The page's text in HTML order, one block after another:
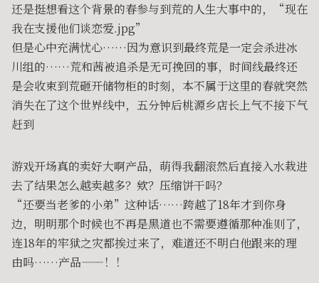
还是挺想看这个背景的春参与到荒的人生大事中的，“现在
我在支援他们谈恋爱.jpg”
但是心中充满忧心……因为意识到最终荒是一定会杀进冰
川组的……荒和茜被追杀是无可挽回的事，时间线最终还
是会收束到荒砸开储物柜的时刻，本不属于这里的春就突然
消失在了这个世界线中，五分钟后桃源乡店长上气不接下气
赶到
游戏开场真的卖好大啊产品，萌得我翻滚然后直接入水栽进
去了结果怎么越卖越多？欸？压缩饼干吗？
“还要当老爹的小弟”这种话……跨越了18年才到你身
边，明明那个时候也不再是黑道也不需要遵循那种准则了，
连18年的牢狱之灾都挨过来了，难道还不明白他跟来的理
由吗……产品——！！